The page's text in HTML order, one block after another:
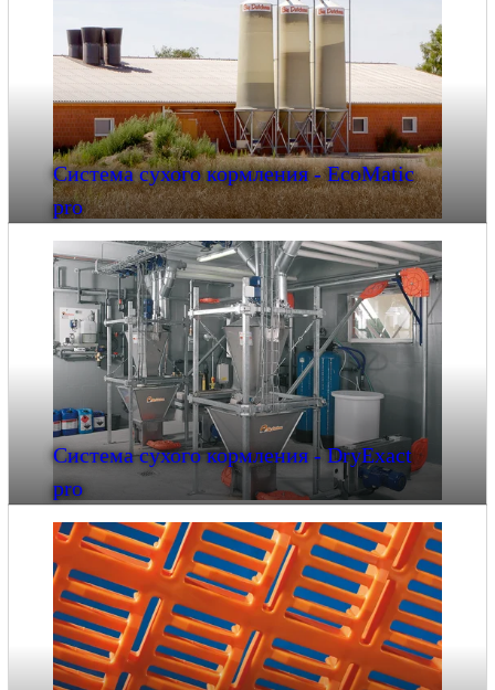
Система сухого кормления - EcoMatic
pro
Система сухого кормления - DryExact
pro